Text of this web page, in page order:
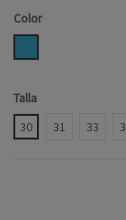
Color
Talla
30
31 33